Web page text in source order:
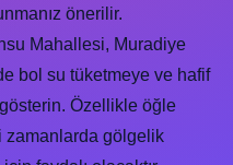
önerilir.
Mahallesi, Muradiye
bol su tüketmeye ve hafif
Özellikle öğle
zamanlarda gölgelik